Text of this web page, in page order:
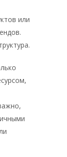
или